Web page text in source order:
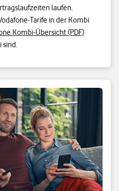
laufen.
Tarife in der Kombi
Kombi-Übersicht (PDF)
sind.